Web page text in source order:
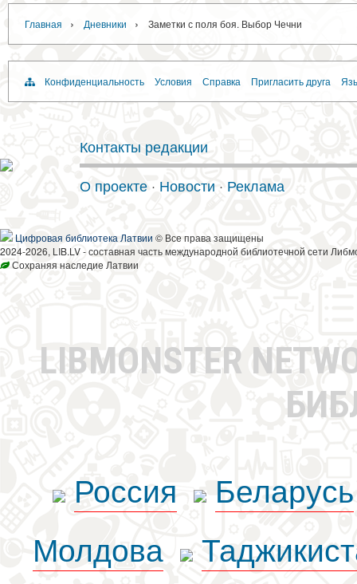
Главная › Дневники › Заметки с поля боя. Выбор Чечни
Конфиденциальность Условия Справка Пригласить друга
Контакты редакции
О проекте · Новости · Реклама
Цифровая библиотека Латвии © Все права защищены
2024-2026, LIB.LV - составная часть международной библиотечной сети
Сохраняя наследие Латвии
LIBMONSTER
Россия
Беларусь
Молдова